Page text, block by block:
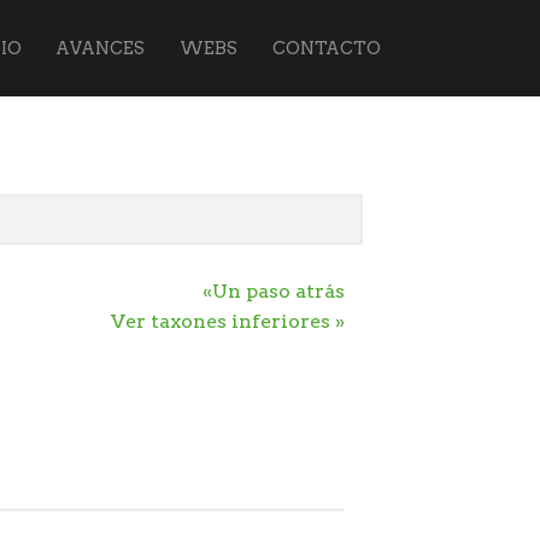
AVANCES WEBS CONTACTO
«Un paso atrás
Ver taxones inferiores »